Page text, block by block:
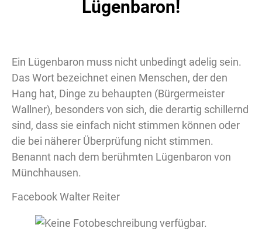
Lügenbaron!
Ein Lügenbaron muss nicht unbedingt adelig sein.
Das Wort bezeichnet einen Menschen, der den
Hang hat, Dinge zu behaupten (Bürgermeister
Wallner), besonders von sich, die derartig schillernd
sind, dass sie einfach nicht stimmen können oder
die bei näherer Überprüfung nicht stimmen.
Benannt nach dem berühmten Lügenbaron von
Münchhausen.
Facebook Walter Reiter